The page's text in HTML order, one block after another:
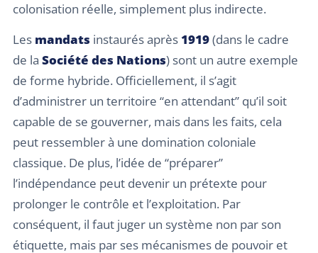
colonisation réelle, simplement plus indirecte.
Les mandats instaurés après 1919(dans le cadre
de la Société des Nations) sont un autre exemple
de forme hybride. Officiellement, il s’agit
d’administrer un territoire “en attendant” qu’il soit
capable de se gouverner, mais dans les faits, cela
peut ressembler à une domination coloniale
classique. De plus, l’idée de “préparer”
l’indépendance peut devenir un prétexte pour
prolonger le contrôle et l’exploitation. Par
conséquent, il faut juger un système non par son
étiquette, mais par ses mécanismes de pouvoir et